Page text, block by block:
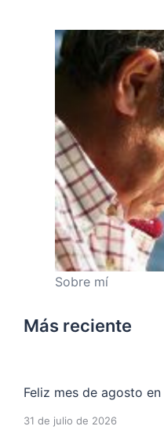
Sobre mí
Más reciente
Feliz mes de agosto
31 de julio de 2026